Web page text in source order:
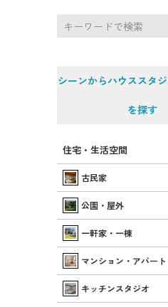
シーンからハウススタ
を探す
住宅・生活空間
古民家
公園・屋外
一軒家・一棟
マンション・アパート
キッチンスタジオ